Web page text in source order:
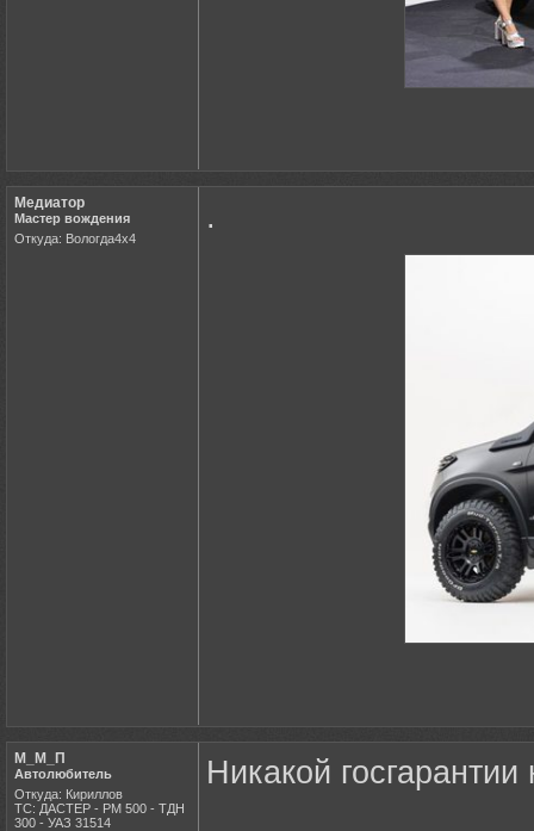
Медиатор
Мастер вождения
Откуда: Вологда4х4
.
М_М_П
Автолюбитель
Откуда: Кириллов
ТС: ДАСТЕР - РМ 500 - ТДН
300 - УАЗ 31514
Никакой